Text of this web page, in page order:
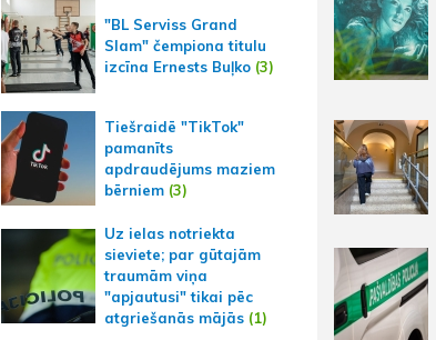
"BL Serviss Grand
Slam" čempiona titulu
izcīna Ernests Buļko(3)
Tiešraidē "TikTok"
pamanīts
apdraudējums maziem
bērniem(3)
Uz ielas notriekta
sieviete; par gūtajām
traumām viņa
"apjautusi" tikai pēc
atgriešanās mājās(1)